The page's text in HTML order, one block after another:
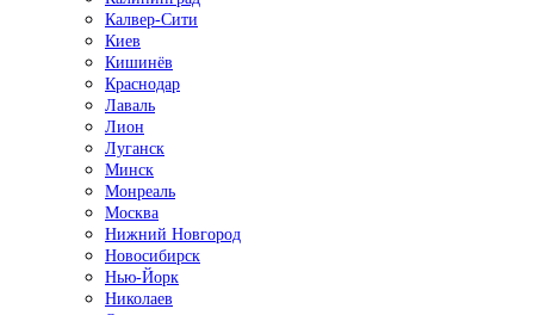
Калвер-Сити
Киев
Кишинёв
Краснодар
Лаваль
Лион
Луганск
Минск
Монреаль
Москва
Нижний Новгород
Новосибирск
Нью-Йорк
Николаев